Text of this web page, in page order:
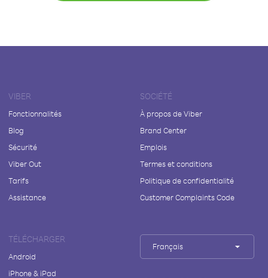
VIBER
Fonctionnalités
Blog
Sécurité
Viber Out
Tarifs
Assistance
SOCIÉTÉ
À propos de Viber
Brand Center
Emplois
Termes et conditions
Politique de confidentialité
Customer Complaints Code
TÉLÉCHARGER
Android
iPhone & iPad
Français